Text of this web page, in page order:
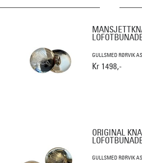
GULLSMED RØRVIK AS
Kr 1498,-
ORIGINAL
GULLSMED RØRVIK AS